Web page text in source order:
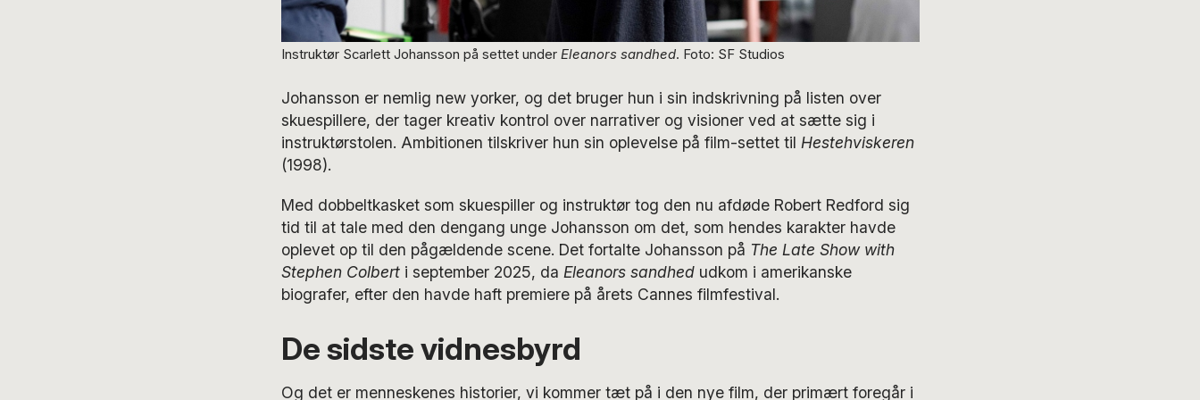
Instruktør Scarlett Johansson på settet under Eleanors sandhed. Foto: SF Studios
Johansson er nemlig new yorker, og det bruger hun i sin indskrivning på listen over
skuespillere, der tager kreativ kontrol over narrativer og visioner ved at sætte sig i
instruktørstolen. Ambitionen tilskriver hun sin oplevelse på film-settet til Hestehviskeren
(1998).
Med dobbeltkasket som skuespiller og instruktør tog den nu afdøde Robert Redford sig
tid til at tale med den dengang unge Johansson om det, som hendes karakter havde
oplevet op til den pågældende scene. Det fortalte Johansson på The Late Show with
Stephen Colberti september 2025, da Eleanors sandhedudkom i amerikanske
biografer, efter den havde haft premiere på årets Cannes filmfestival.
De sidste vidnesbyrd
Og det er menneskenes historier, vi kommer tæt på i den nye film, der primært foregår i